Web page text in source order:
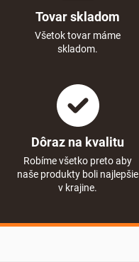
Tovar skladom
Všetok tovar máme
skladom.
Dôraz na kvalitu
Robíme všetko preto aby
naše produkty boli najlepšie
v krajine.